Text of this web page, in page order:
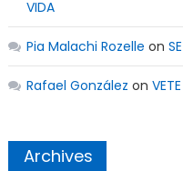
VIDA
Pia Malachi Rozelle on
Rafael González on
Archives